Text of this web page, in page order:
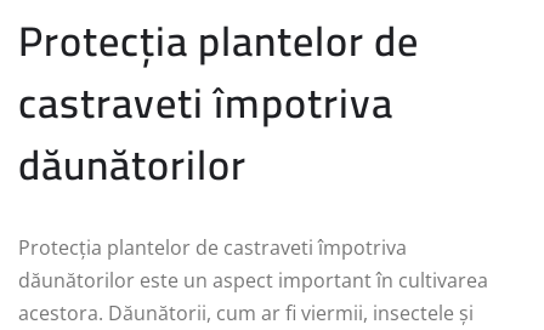
Protecția plantelor de
castraveti împotriva
dăunătorilor
Protecția plantelor de castraveti împotriva
dăunătorilor este un aspect important în cultivarea
acestora. Dăunătorii, cum ar fi viermii, insectele și